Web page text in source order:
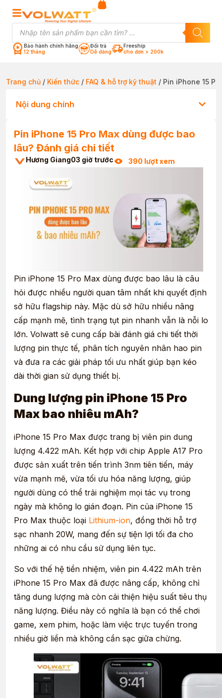
Bảo hành chính hãng
12 tháng
Đổi trả
Dễ dàng
Freeship
cho đơn > 200k
Trang chủ / Kiến thức / FAQ & hỗ trợ kỹ thuật / Pin iPhone 15
Nội dung chính
Pin iPhone 15 Pro Max dùng được bao
lâu? Đánh giá chi tiết
Hương Giang03 giờ trước 390 lượt xem
Pin iPhone 15 Pro Max dùng được bao lâu là câu
hỏi được nhiều người quan tâm nhất khi quyết định
sở hữu flagship này. Mặc dù sở hữu nhiều nâng
cấp mạnh mẽ, tình trạng tụt pin nhanh vẫn là nỗi lo
lớn. Volwatt sẽ cung cấp bài đánh giá chi tiết thời
lượng pin thực tế, phân tích nguyên nhân hao pin
và đưa ra các giải pháp tối ưu nhất giúp bạn kéo
dài thời gian sử dụng thiết bị.
Dung lượng pin iPhone 15 Pro
Max bao nhiêu mAh?
iPhone 15 Pro Max được trang bị viên pin dung
lượng 4.422 mAh. Kết hợp với chip Apple A17 Pro
được sản xuất trên tiến trình 3nm tiên tiến, máy
vừa mạnh mẽ, vừa tối ưu hóa năng lượng, giúp
người dùng có thể trải nghiệm mọi tác vụ trong
ngày mà không lo gián đoạn. Pin của iPhone 15
Pro Max thuộc loại Lithium-ion, đồng thời hỗ trợ
sạc nhanh 20W, mang đến sự tiện lợi tối đa cho
những ai có nhu cầu sử dụng liên tục.
So với thế hệ tiền nhiệm, viên pin 4.422 mAh trên
iPhone 15 Pro Max đã được nâng cấp, không chỉ
tăng dung lượng mà còn cải thiện hiệu suất tiêu thụ
năng lượng. Điều này có nghĩa là bạn có thể chơi
game, xem phim, hoặc làm việc trực tuyến trong
nhiều giờ liền mà không cần sạc giữa chừng.